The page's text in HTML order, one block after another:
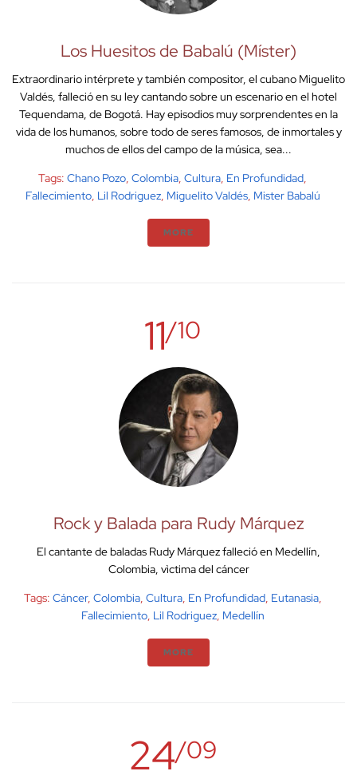
Los Huesitos de Babalú (Míster)
Extraordinario intérprete y también compositor, el cubano Miguelito
Valdés, falleció en su ley cantando sobre un escenario en el hotel
Tequendama, de Bogotá. Hay episodios muy sorprendentes en la
vida de los humanos, sobre todo de seres famosos, de inmortales y
muchos de ellos del campo de la música, sea...
Tags: Chano Pozo, Colombia, Cultura, En Profundidad,
Fallecimiento, Lil Rodriguez, Miguelito Valdés, Mister Babalú
MORE
11/10
Rock y Balada para Rudy Márquez
El cantante de baladas Rudy Márquez falleció en Medellín,
Colombia, vìctima del cáncer
Tags: Cáncer, Colombia, Cultura, En Profundidad, Eutanasia,
Fallecimiento, Lil Rodriguez, Medellín
MORE
24/09